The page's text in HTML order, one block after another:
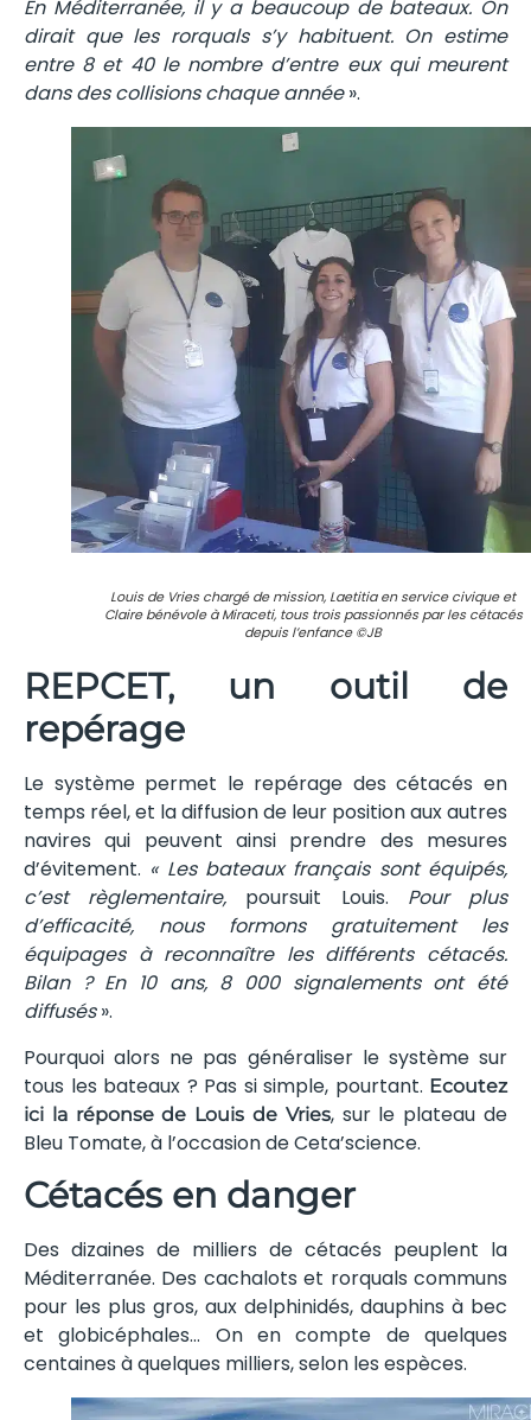
En Méditerranée, il y a beaucoup de bateaux. On
dirait que les rorquals s’y habituent. On estime
entre 8 et 40 le nombre d’entre eux qui meurent
dans des collisions chaque année».
Louis de Vries chargé de mission, Laetitia en service civique et
Claire bénévole à Miraceti, tous trois passionnés par les cétacés
depuis l’enfance ©JB
REPCET, un outil de
repérage
Le système permet le repérage des cétacés en
temps réel, et la diffusion de leur position aux autres
navires qui peuvent ainsi prendre des mesures
d’évitement. « Les bateaux français sont équipés,
c’est règlementaire, poursuit Louis. Pour plus
d’efficacité, nous formons gratuitement les
équipages à reconnaître les différents cétacés.
Bilan ? En 10 ans, 8 000 signalements ont été
diffusés».
Pourquoi alors ne pas généraliser le système sur
tous les bateaux ? Pas si simple, pourtant. Ecoutez
ici la réponse de Louis de Vries, sur le plateau de
Bleu Tomate, à l’occasion de Ceta’science.
Cétacés en danger
Des dizaines de milliers de cétacés peuplent la
Méditerranée. Des cachalots et rorquals communs
pour les plus gros, aux delphinidés, dauphins à bec
et globicéphales… On en compte de quelques
centaines à quelques milliers, selon les espèces.